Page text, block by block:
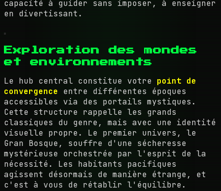
capacité à guider sans imposer, à enseigner
en divertissant.
Exploration des mondes
et environnements
Le hub central constitue votre point de
convergence entre différentes époques
accessibles via des portails mystiques.
Cette structure rappelle les grands
classiques du genre, mais avec une identité
visuelle propre. Le premier univers, le
Gran Bosque, souffre d'une sécheresse
mystérieuse orchestrée par l'esprit de la
nécessité. Les habitants pacifiques
agissent désormais de manière étrange, et
c'est à vous de rétablir l'équilibre.